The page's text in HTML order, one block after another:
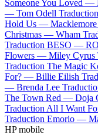
Someone You Loved —
— Tom Odell
Hold Us —
Christmas — Wham
Traduction BESO —
Flowers — Miley Cyrus
Traduction The Magic
For? — Billie Eilish
— Brenda Lee
The Town Red — Doja
Traduction All I Want
Traduction Emorio —
HP mobile